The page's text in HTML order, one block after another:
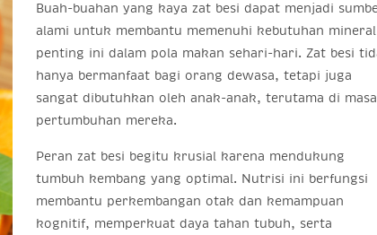
Buah-buahan yang kaya zat besi dapat menjadi
alami untuk membantu memenuhi kebutuhan mineral
penting ini dalam pola makan sehari-hari. Zat besi
hanya bermanfaat bagi orang dewasa, tetapi juga
sangat dibutuhkan oleh anak-anak, terutama di masa
pertumbuhan mereka.
Peran zat besi begitu krusial karena mendukung
tumbuh kembang yang optimal. Nutrisi ini berfungsi
membantu perkembangan otak dan kemampuan
kognitif, memperkuat daya tahan tubuh, serta